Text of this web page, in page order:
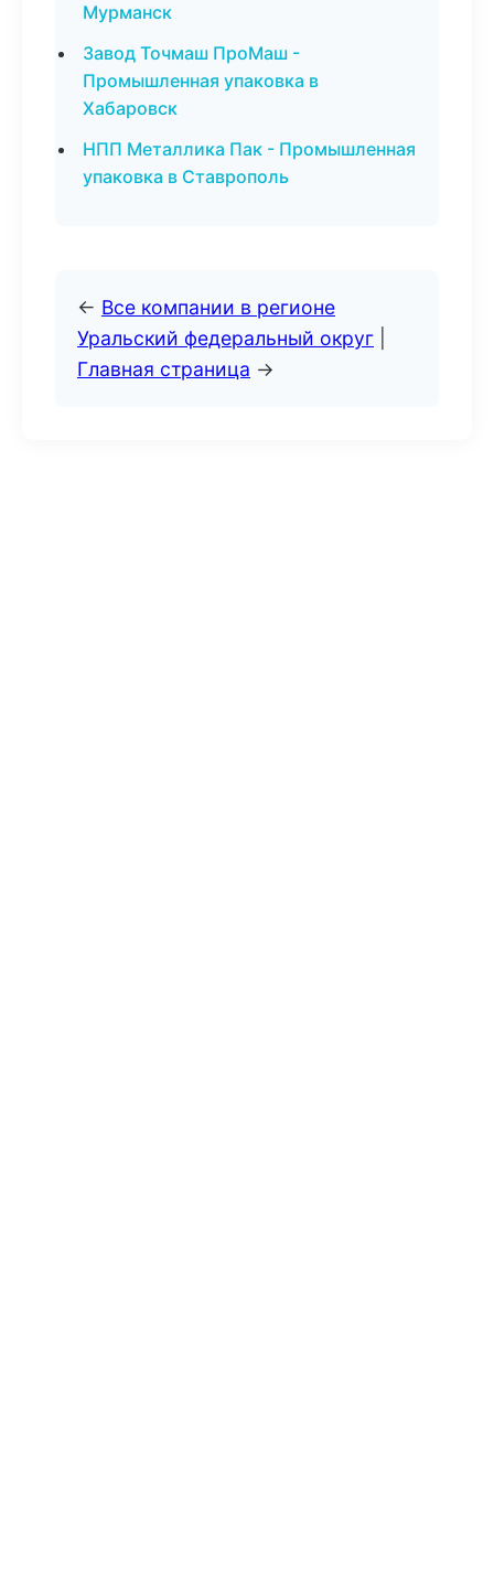
Мурманск
Завод Точмаш ПроМаш -
Промышленная упаковка в
Хабаровск
НПП Металлика Пак - Промышленная
упаковка в Ставрополь
← Все компании в регионе
Уральский федеральный округ
Главная страница →